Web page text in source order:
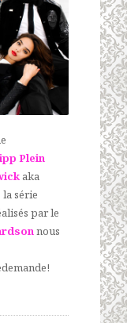
Plein
aka
série
par le
nous